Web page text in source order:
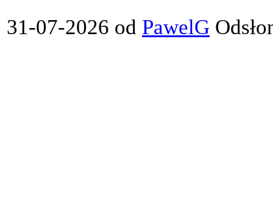
31-07-2026 od PawelG